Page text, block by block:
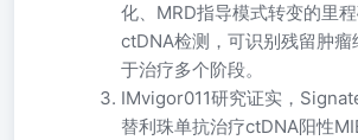
化、MRD指导模式转变的里
ctDNA检测，可识别残留肿瘤
于治疗多个阶段。
IMvigor011研究证实，
替利珠单抗治疗ctDNA阳性